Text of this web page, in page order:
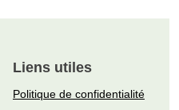
Liens utiles
Politique de confidentialité